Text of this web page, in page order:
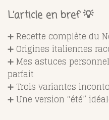
L’article en bref 💡
➕ Recette complète du
➕ Origines italiennes
➕ Mes astuces
parfait
➕ Trois variantes
➕ Une version “été”